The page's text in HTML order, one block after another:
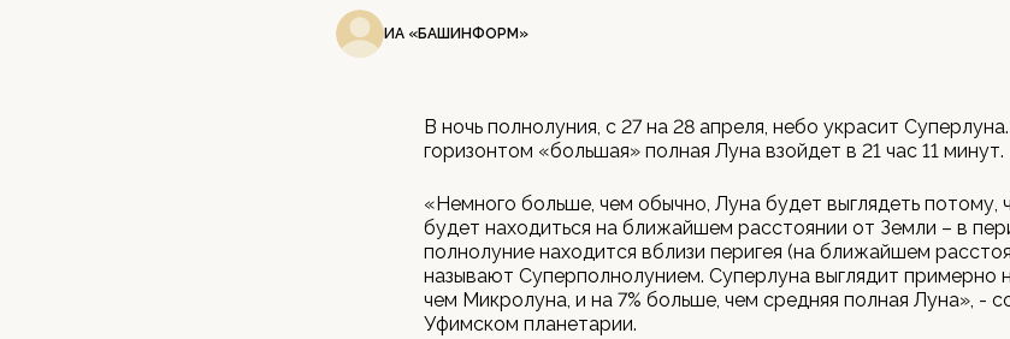
ИА «БАШИНФОРМ»
В ночь полнолуния, с 27 на 28 апреля, небо украсит
горизонтом «большая» полная Луна взойдет в 21 час 11 минут.
«Немного больше, чем обычно, Луна будет выглядеть потому,
будет находиться на ближайшем расстоянии от Земли – в
полнолуние находится вблизи перигея (на ближайшем
называют Суперполнолунием. Суперлуна выглядит примерно
чем Микролуна, и на 7% больше, чем средняя полная Луна», -
Уфимском планетарии.